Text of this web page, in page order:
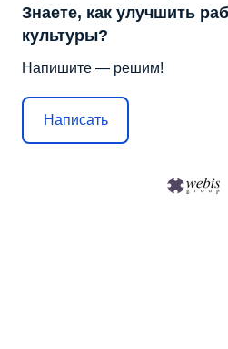
Знаете, как улучшить
культуры?
Напишите — решим!
Написать